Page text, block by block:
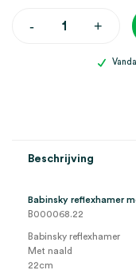
-Babinsky
+
Beschrijving
Babinsky reflexhamer
B000068.22
Babinsky reflexhamer
Met naald
22cm